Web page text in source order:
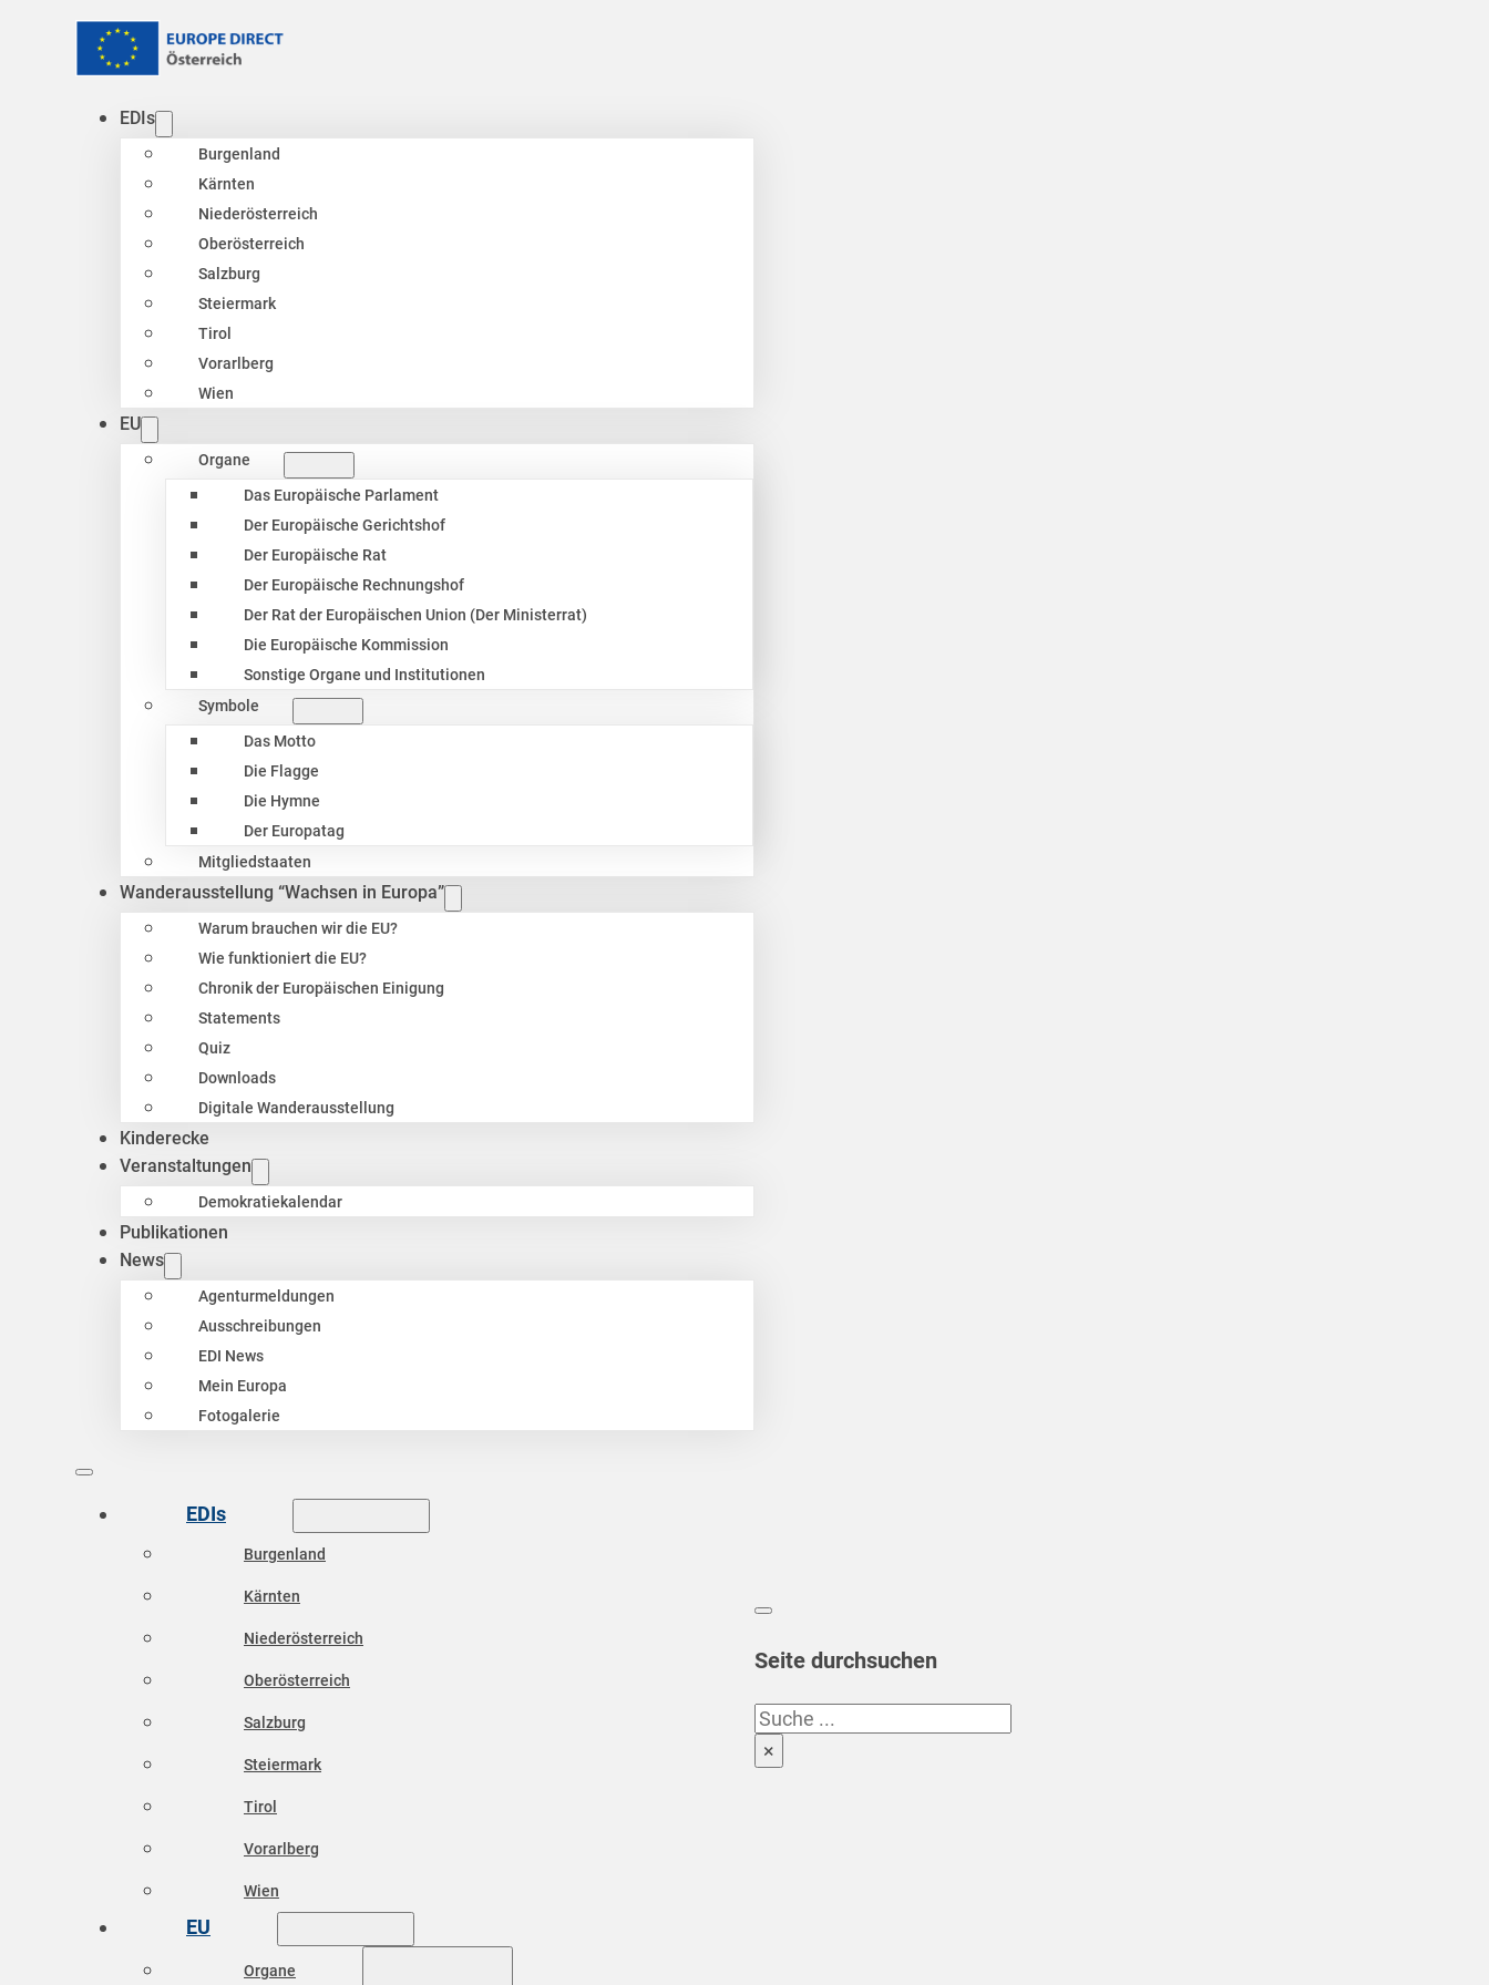
EDIs
Burgenland
Kärnten
Niederösterreich
Oberösterreich
Salzburg
Steiermark
Tirol
Vorarlberg
Wien
EU
Organe
Das Europäische Parlament
Der Europäische Gerichtshof
Der Europäische Rat
Der Europäische Rechnungshof
Der Rat der Europäischen Union (Der Ministerrat)
Die Europäische Kommission
Sonstige Organe und Institutionen
Symbole
Das Motto
Die Flagge
Die Hymne
Der Europatag
Mitgliedstaaten
Wanderausstellung “Wachsen in Europa”
Warum brauchen wir die EU?
Wie funktioniert die EU?
Chronik der Europäischen Einigung
Statements
Quiz
Downloads
Digitale Wanderausstellung
Kinderecke
Veranstaltungen
Demokratiekalendar
Publikationen
News
Agenturmeldungen
Ausschreibungen
EDI News
Mein Europa
Fotogalerie
EDIs
Burgenland
Kärnten
Niederösterreich
Oberösterreich
Salzburg
Steiermark
Tirol
Vorarlberg
Wien
EU
Organe
Seite durchsuchen
Suchen
×